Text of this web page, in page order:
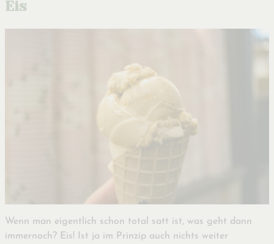
Eis
Wenn man eigentlich schon total satt ist, was geht dann
immernoch? Eis! Ist ja im Prinzip auch nichts weiter